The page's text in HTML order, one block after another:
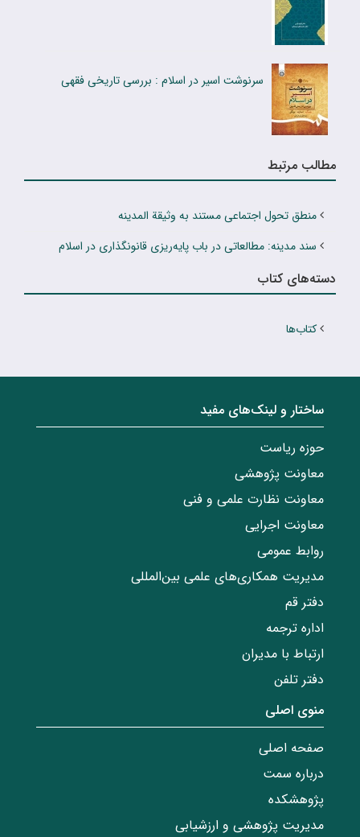
سرنوشت اسیر در اسلام : بررسی تاریخی فقهی
مطالب مرتبط
منطق تحول اجتماعی مستند به وثیقة المدینه
سند مدینه: مطالعاتی در باب پایه‌ریزی قانونگذاری در اسلام
دسته‌های کتاب
کتاب‌ها
ساختار‌‌ و‌‌ لینک‌های مفید
حوزه ریاست
معاونت پژوهشی
معاونت نظارت علمی و فنی
معاونت اجرایی
روابط عمومی
مدیریت همکاری‌های علمی بین‌المللی
دفتر قم
اداره ترجمه
ارتباط با مدیران
دفتر تلفن
منوی اصلی
صفحه اصلی
درباره سمت
پژوهشکده
مدیریت پژوهشی و ارزشیابی